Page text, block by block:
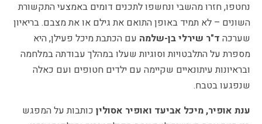
נחטפו, חזרו מהשבי ונחשפו לתכנים דומים באמצעי התקשורת
השונים – לא תמיד באופן התואם את גילם או את מצבם. בריאיון
שערכה ד"ר שירלי בן-שלמה עם הכתבת מיכל פעילן, היא
מספרת על התלבטויות וסוגיות שעלו במהלך עבודתה במלחמה
ובראיונות עיתונאיים שקיימה עם ילדים חטופים ועם כאלה
שנפגעו בטבח.
ענת אופיר, מיכל אביעד ואופיר אסולין כותבות על המפגש